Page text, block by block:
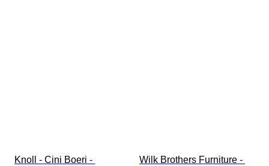
Knoll - Cini Boeri -
Wilk Brothers Furniture -